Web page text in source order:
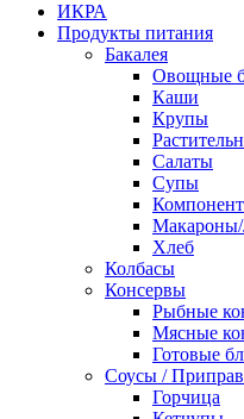
ИКРА
Продукты питания
Бакалея
Овощные
Каши
Крупы
Салаты
Супы
Хлеб
Колбасы
Консервы
Рыбные
Мясные
Готовые
Соусы /
Горчица